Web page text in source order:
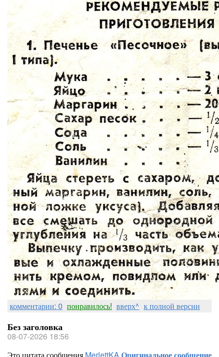
комментарии: 0 понравилось! вверх^ к полной версии
Без заголовка
08-07-2026 18:56